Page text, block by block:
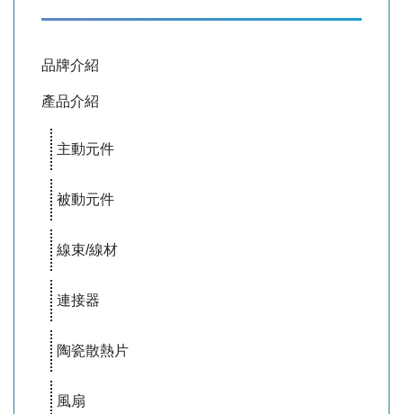
品牌介紹
產品介紹
主動元件
被動元件
線束/線材
連接器
陶瓷散熱片
風扇